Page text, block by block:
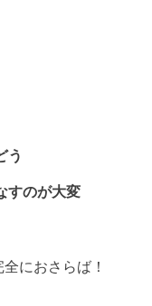
う
すのが大変
におさらば！